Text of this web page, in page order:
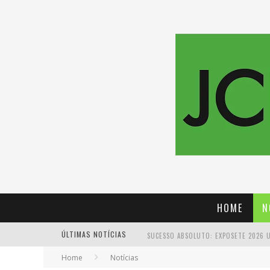
HOME
ÚLTIMAS NOTÍCIAS
Home Notícias